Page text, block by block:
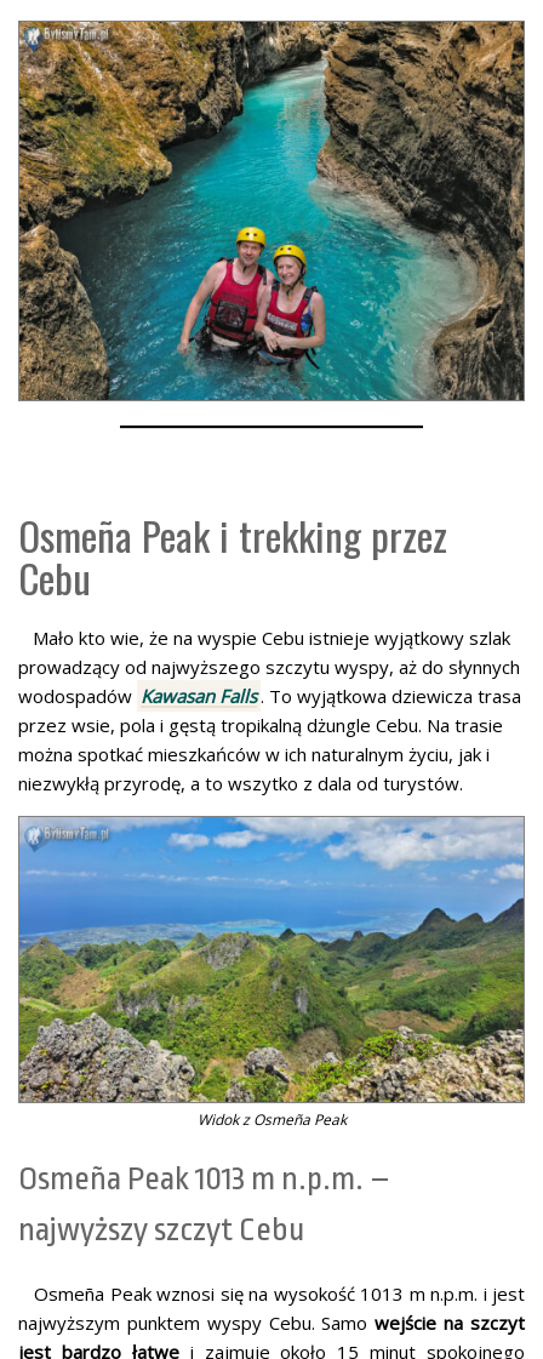
Osmeña Peak i trekking przez
Cebu
Mało kto wie, że na wyspie Cebu istnieje wyjątkowy szlak
prowadzący od najwyższego szczytu wyspy, aż do słynnych
wodospadów Kawasan Falls. To wyjątkowa dziewicza trasa
przez wsie, pola i gęstą tropikalną dżungle Cebu. Na trasie
można spotkać mieszkańców w ich naturalnym życiu, jak i
niezwykłą przyrodę, a to wszytko z dala od turystów.
Widok z Osmeña Peak
Osmeña Peak 1013 m n.p.m. –
najwyższy szczyt Cebu
Osmeña Peak wznosi się na wysokość 1013 m n.p.m. i jest
najwyższym punktem wyspy Cebu. Samowejście na szczyt
jest bardzo łatwei zajmuje około 15 minut spokojnego